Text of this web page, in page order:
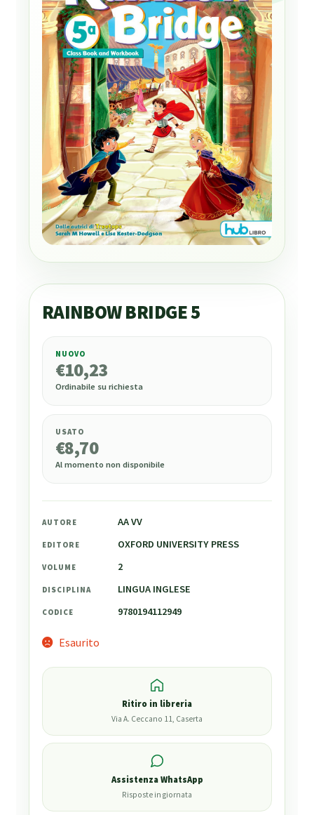
RAINBOW BRIDGE 5
10,23
NUOVO
€10,23
Ordinabile su richiesta
USATO
€8,70
Al momento non disponibile
AUTORE AA VV
EDITORE OXFORD UNIVERSITY PRESS
VOLUME 2
DISCIPLINA LINGUA INGLESE
CODICE 9780194112949
Esaurito
Ritiro in libreria
Via A. Ceccano 11, Caserta
Assistenza WhatsApp
Risposte in giornata